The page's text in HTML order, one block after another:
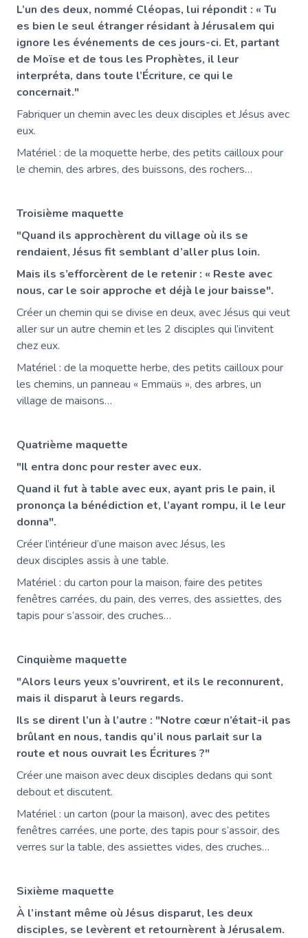
L’un des deux, nommé Cléopas, lui répondit : « Tu
es bien le seul étranger résidant à Jérusalem qui
ignore les événements de ces jours-ci. Et, partant
de Moïse et de tous les Prophètes, il leur
interpréta, dans toute l’Écriture, ce qui le
concernait."
Fabriquer un chemin avec les deux disciples et Jésus avec
eux.
Matériel : de la moquette herbe, des petits cailloux pour
le chemin, des arbres, des buissons, des rochers…
Troisième maquette
"Quand ils approchèrent du village où ils se
rendaient, Jésus fit semblant d’aller plus loin.
Mais ils s’efforcèrent de le retenir : « Reste avec
nous, car le soir approche et déjà le jour baisse".
Créer un chemin qui se divise en deux, avec Jésus qui veut
aller sur un autre chemin et les 2 disciples qui l’invitent
chez eux.
Matériel : de la moquette herbe, des petits cailloux pour
les chemins, un panneau « Emmaüs », des arbres, un
village de maisons…
Quatrième maquette
"Il entra donc pour rester avec eux.
Quand il fut à table avec eux, ayant pris le pain, il
prononça la bénédiction et, l’ayant rompu, il le leur
donna".
Créer l’intérieur d’une maison avec Jésus, les
deux disciples assis à une table.
Matériel : du carton pour la maison, faire des petites
fenêtres carrées, du pain, des verres, des assiettes, des
tapis pour s’assoir, des cruches…
Cinquième maquette
"Alors leurs yeux s’ouvrirent, et ils le reconnurent,
mais il disparut à leurs regards.
Ils se dirent l’un à l’autre : "Notre cœur n’était-il pas
brûlant en nous, tandis qu’il nous parlait sur la
route et nous ouvrait les Écritures ?"
Créer une maison avec deux disciples dedans qui sont
debout et discutent.
Matériel : un carton (pour la maison), avec des petites
fenêtres carrées, une porte, des tapis pour s’assoir, des
verres sur la table, des assiettes vides, des cruches…
Sixième maquette
À l’instant même où Jésus disparut, les deux
disciples, se levèrent et retournèrent à Jérusalem.